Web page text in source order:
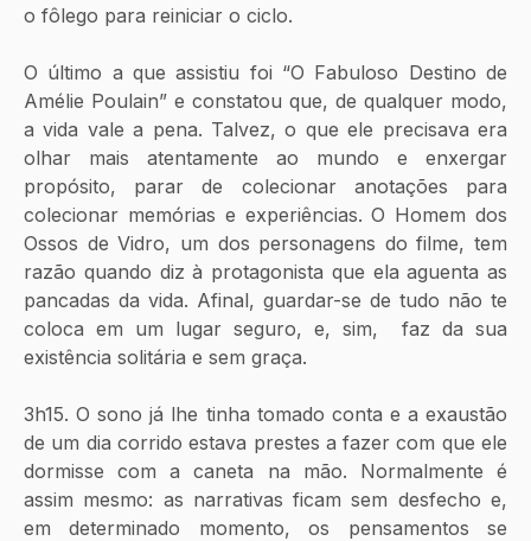
o fôlego para reiniciar o ciclo.
O último a que assistiu foi “O Fabuloso Destino de
Amélie Poulain” e constatou que, de qualquer modo,
a vida vale a pena. Talvez, o que ele precisava era
olhar mais atentamente ao mundo e enxergar
propósito, parar de colecionar anotações para
colecionar memórias e experiências. O Homem dos
Ossos de Vidro, um dos personagens do filme, tem
razão quando diz à protagonista que ela aguenta as
pancadas da vida. Afinal, guardar-se de tudo não te
coloca em um lugar seguro, e, sim,  faz da sua
existência solitária e sem graça.
3h15. O sono já lhe tinha tomado conta e a exaustão
de um dia corrido estava prestes a fazer com que ele
dormisse com a caneta na mão. Normalmente é
assim mesmo: as narrativas ficam sem desfecho e,
em determinado momento, os pensamentos se